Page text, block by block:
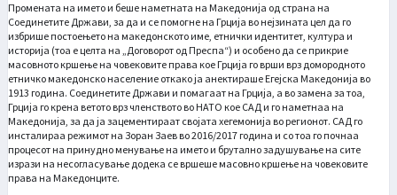
Промената на името и беше наметната на Македонија од страна на
Соединетите Држави, за да и се помогне на Грција во нејзината цел да го
избрише постоењето на македонското име, етнички идентитет, култура и
историја (тоа е целта на „Договорот од Преспа“) и особено да се прикрие
масовното кршење на човековите права кое Грција го врши врз домородното
етничко македонско население откако ја анектираше Егејска Македонија во
1913 година. Соединетите Држави и помагаат на Грција, а во замена за тоа,
Грција го крена ветото врз членството во НАТО кое САД и го наметнаа на
Македонија, за да ја зацементираат својата хегемонија во регионот. САД го
инсталираа режимот на Зоран Заев во 2016/2017 година и со тоа го почнаа
процесот на принудно менување на името и брутално задушување на сите
изрази на несогласување додека се вршеше масовно кршење на човековите
права на Македонците.